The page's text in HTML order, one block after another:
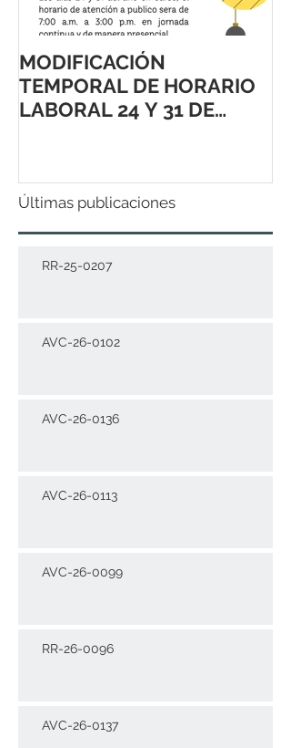
MODIFICACIÓN
TEMPORAL DE HORARIO
LABORAL 24 Y 31 DE
Últimas publicaciones
RR-25-0207
AVC-26-0102
AVC-26-0136
AVC-26-0113
AVC-26-0099
RR-26-0096
AVC-26-0137